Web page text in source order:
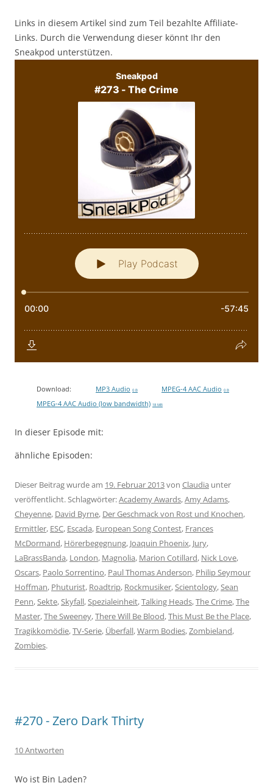
Links in diesem Artikel sind zum Teil bezahlte Affiliate-
Links. Durch die Verwendung dieser könnt Ihr den
Sneakpod unterstützen.
Download: MP3 Audio 0 B MPEG-4 AAC Audio 0 B
MPEG-4 AAC Audio (low bandwidth) 18 MB
In dieser Episode mit:
ähnliche Episoden:
Dieser Beitrag wurde am 19. Februar 2013von Claudia unter
veröffentlicht. Schlagwörter:Academy Awards,Amy Adams,
Cheyenne, David Byrne, Der Geschmack von Rost und Knochen,
Ermittler, ESC, Escada, European Song Contest, Frances
McDormand, Hörerbegegnung, Joaquin Phoenix, Jury,
LaBrassBanda, London, Magnolia, Marion Cotillard, Nick Love,
Oscars, Paolo Sorrentino, Paul Thomas Anderson, Philip Seymour
Hoffman, Phuturist, Roadtrip, Rockmusiker,Scientology,Sean
Penn,Sekte,Skyfall,Spezialeinheit,Talking Heads,The Crime,The
Master,The Sweeney,There Will Be Blood,This Must Be the Place,
Tragikkomödie,TV-Serie, Überfall,Warm Bodies,Zombieland,
Zombies.
#270 - Zero Dark Thirty
10 Antworten
Wo ist Bin Laden?